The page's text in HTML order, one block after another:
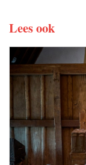
Lees ook